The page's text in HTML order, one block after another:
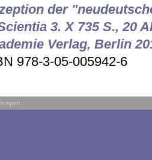
der
3. X 735 S., 20
Verlag, Berlin
978-3-05-005942-6